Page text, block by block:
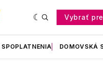
Vybrať
SPOPLATNENIA DOMOVSKÁ